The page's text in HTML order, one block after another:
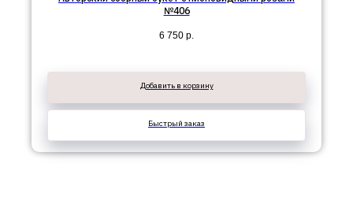
№406
6 750 р.
Добавить в корзину
Быстрый заказ